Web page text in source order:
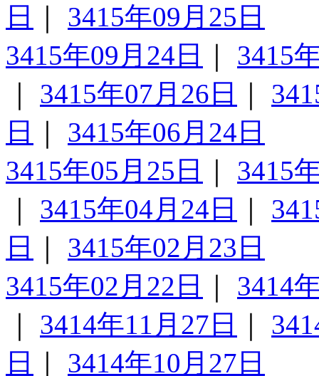
日
3415年09月25日
3415年09月24日
3415
3415年07月26日
日
3415年06月24日
3415年05月25日
3415
3415年04月24日
日
3415年02月23日
3415年02月22日
3414
3414年11月27日
日
3414年10月27日